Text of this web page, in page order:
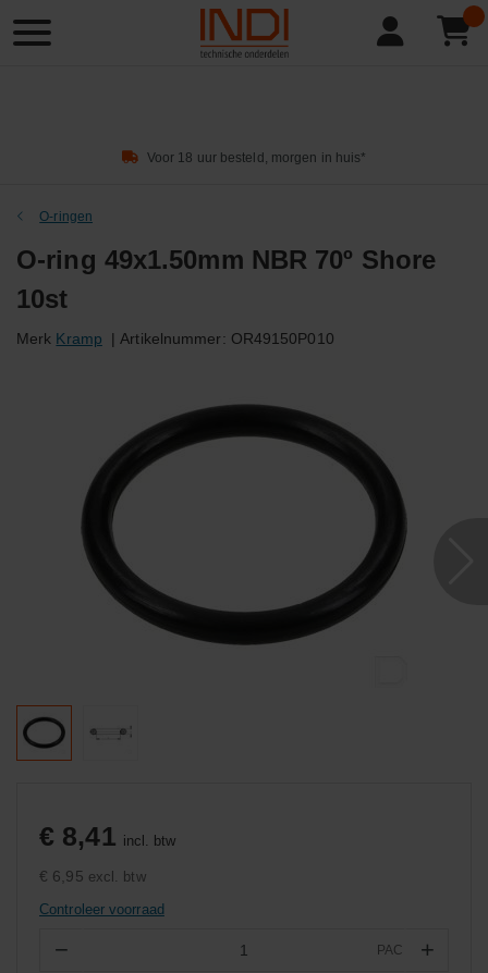
Product
zoeken
Voor 18 uur besteld, morgen in huis*
O-ringen
O-ring 49x1.50mm NBR 70º Shore
10st
Merk Kramp | Artikelnummer: OR49150P010
€ 8,41 incl. btw
€ 6,95 excl. btw
Controleer voorraad
− PAC +